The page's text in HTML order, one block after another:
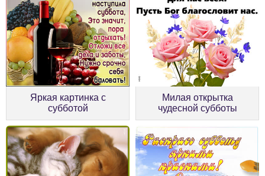
Яркая картинка с
субботой
Милая открытка
чудесной субботы